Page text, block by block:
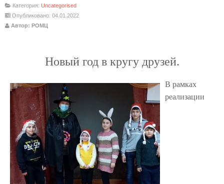
Категория: Uncategorised
Опубликовано: 04.01.2022
Автор: РОМЦ
Новый год в кругу друзей.
В рамках
реализации